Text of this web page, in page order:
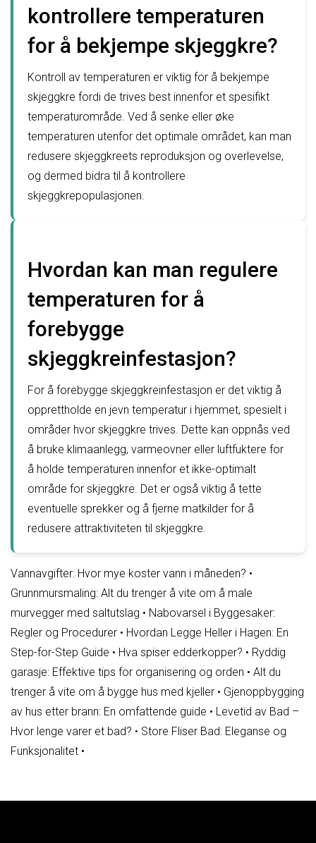
kontrollere temperaturen
for å bekjempe skjeggkre?
Kontroll av temperaturen er viktig for å bekjempe
skjeggkre fordi de trives best innenfor et spesifikt
temperaturområde. Ved å senke eller øke
temperaturen utenfor det optimale området, kan man
redusere skjeggkreets reproduksjon og overlevelse,
og dermed bidra til å kontrollere
skjeggkrepopulasjonen.
Hvordan kan man regulere
temperaturen for å
forebygge
skjeggkreinfestasjon?
For å forebygge skjeggkreinfestasjon er det viktig å
opprettholde en jevn temperatur i hjemmet, spesielt i
områder hvor skjeggkre trives. Dette kan oppnås ved
å bruke klimaanlegg, varmeovner eller luftfuktere for
å holde temperaturen innenfor et ikke-optimalt
område for skjeggkre. Det er også viktig å tette
eventuelle sprekker og å fjerne matkilder for å
redusere attraktiviteten til skjeggkre.
Vannavgifter: Hvor mye koster vann i måneden? •
Grunnmursmaling: Alt du trenger å vite om å male
murvegger med saltutslag • Nabovarsel i Byggesaker:
Regler og Procedurer • Hvordan Legge Heller i Hagen: En
Step-for-Step Guide • Hva spiser edderkopper? • Ryddig
garasje: Effektive tips for organisering og orden • Alt du
trenger å vite om å bygge hus med kjeller • Gjenoppbygging
av hus etter brann: En omfattende guide • Levetid av Bad –
Hvor lenge varer et bad? • Store Fliser Bad: Eleganse og
Funksjonalitet •